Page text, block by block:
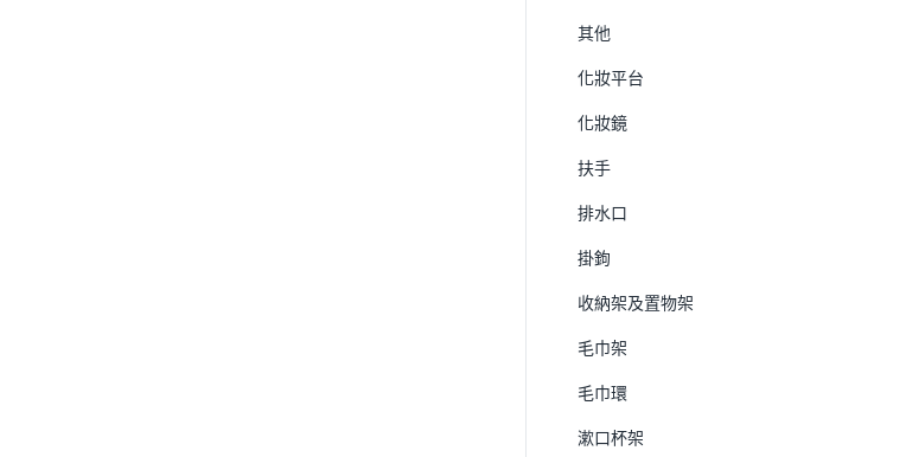
其他
化妝平台
化妝鏡
扶手
排水口
掛鉤
收納架及置物架
毛巾架
毛巾環
漱口杯架